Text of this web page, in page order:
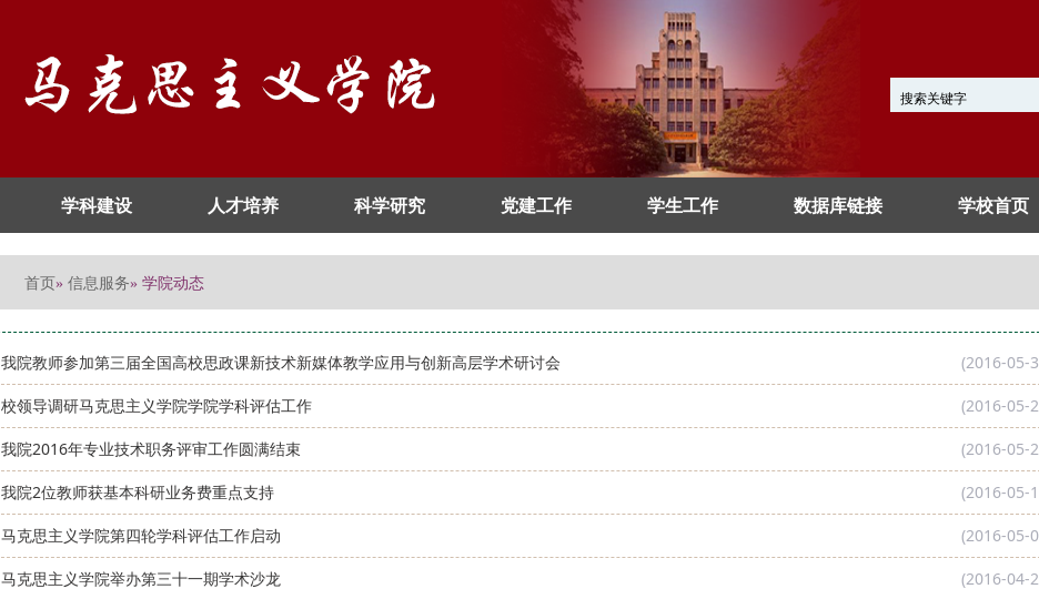
学科建设 人才培养 科学研究 党建工作 学生工作 数据库链接 学校首页
首页» 信息服务» 学院动态
(2016-05-
我院教师参加第三届全国高校思政课新技术新媒体教学应用与创新高层学术研讨会
(2016-05-
校领导调研马克思主义学院学院学科评估工作
(2016-05-
我院2016年专业技术职务评审工作圆满结束
(2016-05-
我院2位教师获基本科研业务费重点支持
(2016-05-
马克思主义学院第四轮学科评估工作启动
(2016-04-
马克思主义学院举办第三十一期学术沙龙